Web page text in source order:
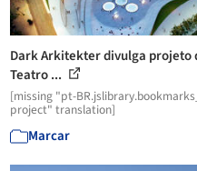
Dark Arkitekter divulga projeto
Teatro ...
[missing "pt-
project" translation]
Marcar